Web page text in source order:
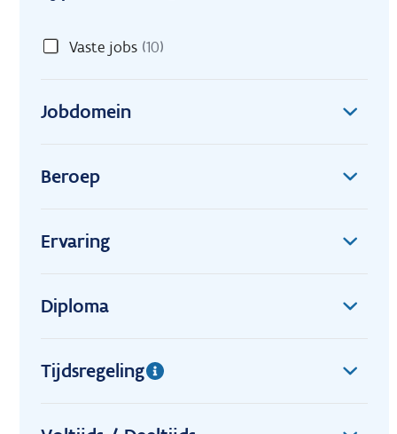
Vaste jobs (10)
Jobdomein
Beroep
Ervaring
Diploma
Tijdsregeling